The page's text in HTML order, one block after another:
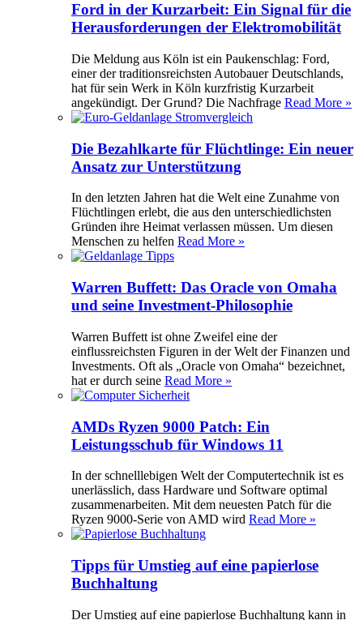
Ford in der Kurzarbeit: Ein Signal für die
Herausforderungen der Elektromobilität
Die Meldung aus Köln ist ein Paukenschlag: Ford,
einer der traditionsreichsten Autobauer Deutschlands,
hat für sein Werk in Köln kurzfristig Kurzarbeit
angekündigt. Der Grund? Die Nachfrage Read More »
Die Bezahlkarte für Flüchtlinge: Ein neuer
Ansatz zur Unterstützung
In den letzten Jahren hat die Welt eine Zunahme von
Flüchtlingen erlebt, die aus den unterschiedlichsten
Gründen ihre Heimat verlassen müssen. Um diesen
Menschen zu helfen Read More »
Warren Buffett: Das Oracle von Omaha
und seine Investment-Philosophie
Warren Buffett ist ohne Zweifel eine der
einflussreichsten Figuren in der Welt der Finanzen und
Investments. Oft als „Oracle von Omaha“ bezeichnet,
hat er durch seine Read More »
AMDs Ryzen 9000 Patch: Ein
Leistungsschub für Windows 11
In der schnelllebigen Welt der Computertechnik ist es
unerlässlich, dass Hardware und Software optimal
zusammenarbeiten. Mit dem neuesten Patch für die
Ryzen 9000-Serie von AMD wird Read More »
Tipps für Umstieg auf eine papierlose
Buchhaltung
Der Umstieg auf eine papierlose Buchhaltung kann in